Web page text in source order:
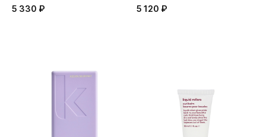
5 330 ₽ 5 120 ₽